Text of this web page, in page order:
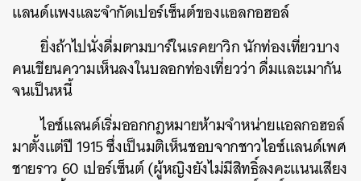
แลนด์แพงและจำกัดเปอร์เซ็นต์ของแอลกอฮอล์
ยิ่งถ้าไปนั่งดื่มตามบาร์ในเรคยาวิก นักท่องเที่ยวบาง
คนเขียนความเห็นลงในบลอกท่องเที่ยวว่า ดื่มและเมากัน
จนเป็นหนี้
ไอซ์แลนด์เริ่มออกกฎหมายห้ามจำหน่ายแอลกอฮอล์
มาตั้งแต่ปี 1915 ซึ่งเป็นมติเห็นชอบจากชาวไอซ์แลนด์เพศ
ชายราว 60 เปอร์เซ็นต์ (ผู้หญิงยังไม่มีสิทธิ์ลงคะแนนเสียง
ค้นหา